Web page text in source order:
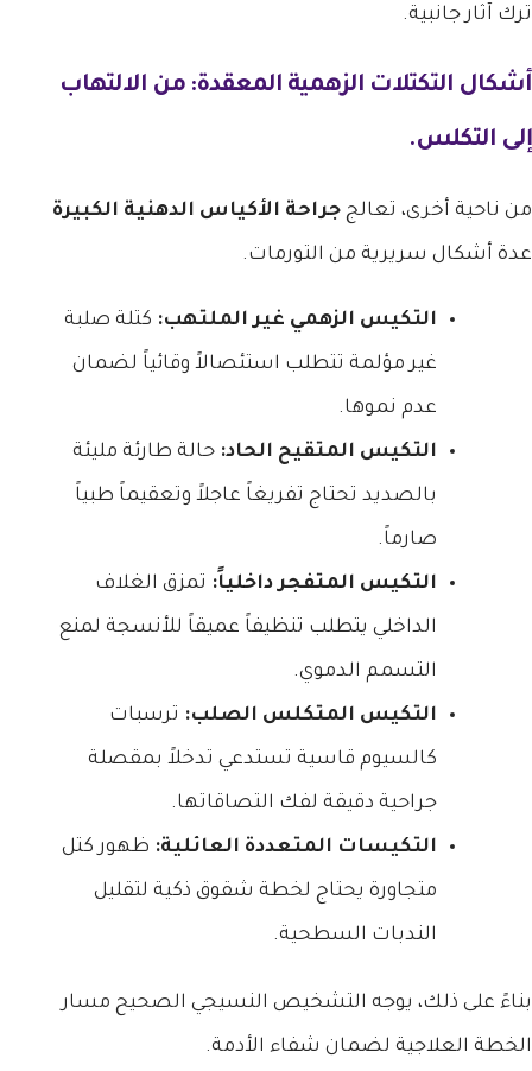
ترك آثار جانبية.
أشكال التكتلات الزهمية المعقدة: من الالتهاب
إلى التكلس.
من ناحية أخرى، تعالج جراحة الأكياس الدهنية الكبيرة
عدة أشكال سريرية من التورمات.
التكيس الزهمي غير الملتهب: كتلة صلبة
غير مؤلمة تتطلب استئصالاً وقائياً لضمان
عدم نموها.
التكيس المتقيح الحاد: حالة طارئة مليئة
بالصديد تحتاج تفريغاً عاجلاً وتعقيماً طبياً
صارماً.
التكيس المتفجر داخلياً: تمزق الغلاف
الداخلي يتطلب تنظيفاً عميقاً للأنسجة لمنع
التسمم الدموي.
التكيس المتكلس الصلب: ترسبات
كالسيوم قاسية تستدعي تدخلاً بمقصلة
جراحية دقيقة لفك التصاقاتها.
التكيسات المتعددة العائلية: ظهور كتل
متجاورة يحتاج لخطة شقوق ذكية لتقليل
الندبات السطحية.
بناءً على ذلك، يوجه التشخيص النسيجي الصحيح مسار
الخطة العلاجية لضمان شفاء الأدمة.